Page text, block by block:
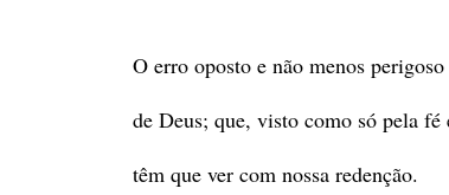
O erro oposto e não menos
de Deus; que, visto como só pela fé
têm que ver com nossa redenção.